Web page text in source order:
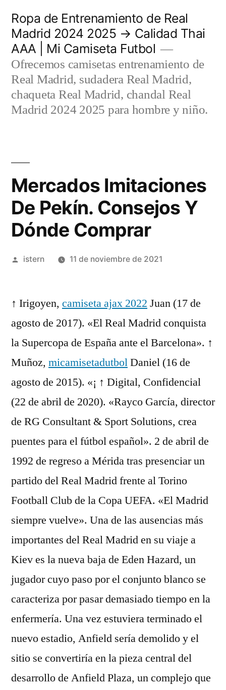
contenido
Ropa de Entrenamiento de Real
Madrid 2024 2025 → Calidad Thai
AAA | Mi Camiseta Futbol
Ofrecemos camisetas entrenamiento de
Real Madrid, sudadera Real Madrid,
chaqueta Real Madrid, chandal Real
Madrid 2024 2025 para hombre y niño.
Mercados Imitaciones
De Pekín. Consejos Y
Dónde Comprar
Publicado
istern 11 de noviembre de 2021
↑ Irigoyen, camiseta ajax 2022 Juan (17 de
agosto de 2017). «El Real Madrid conquista
la Supercopa de España ante el Barcelona». ↑
Muñoz, micamisetadutbolDaniel (16 de
agosto de 2015). «¡ ↑ Digital, Confidencial
(22 de abril de 2020). «Rayco García, director
de RG Consultant & Sport Solutions, crea
puentes para el fútbol español». 2 de abril de
1992 de regreso a Mérida tras presenciar un
partido del Real Madrid frente al Torino
Football Club de la Copa UEFA. «El Madrid
siempre vuelve». Una de las ausencias más
importantes del Real Madrid en su viaje a
Kiev es la nueva baja de Eden Hazard, un
jugador cuyo paso por el conjunto blanco se
caracteriza por pasar demasiado tiempo en la
enfermería. Una vez estuviera terminado el
nuevo estadio, Anfield sería demolido y el
sitio se convertiría en la pieza central del
desarrollo de Anfield Plaza, un complejo que